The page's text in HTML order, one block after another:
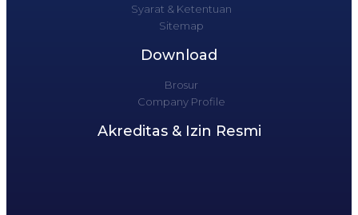
Syarat & Ketentuan
Sitemap
Download
Brosur
Company Profile
Akreditas & Izin Resmi